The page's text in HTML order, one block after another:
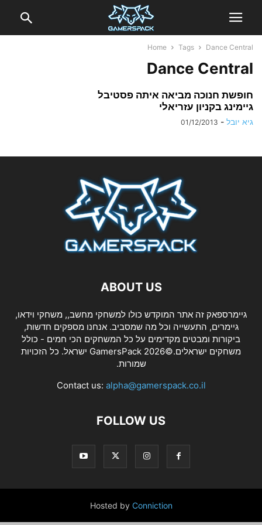
Home Tags Dance Central
Dance Central
חופשת חנוכה מביאה איתה פסטיבל
גיימינג בקניון עזריאלי
גיא יובל -
01/12/2013
ABOUT US
גיימרספאק זה אתר המוקדש כולו למשחקי מחשב,, משחקי וידאו,
גיימרים, התעשייה וכל מה שמסביב. אנחנו מספקים חדשות,
ביקורות ומבטים מקדימים על כל המשחקים הכי חמים - כולל
משחקים ישראלים.©2026 GamersPack ישראל. כל הזכויות
שמורות.
Contact us: alpha@gamerspack.co.il
FOLLOW US
Hosted by Conniction